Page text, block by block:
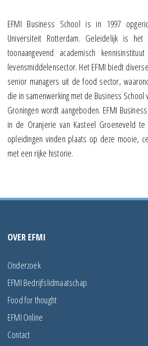
EFMI Business School is in 1997
Universiteit Rotterdam. Geleidelijk is het
toonaangevend academisch
levensmiddelensector. Het EFMI biedt
senior managers uit de food sector,
die in samenwerking met de Business School
Groningen wordt aangeboden. EFMI
in de Oranjerie van Kasteel Groeneveld te
opleidingen vinden plaats op deze mooie,
met een rijke historie.
OVER EFMI
Onderzoek
EFMI Bedrijfslidmaatschap
Food for thought
EFMI Online
Contact